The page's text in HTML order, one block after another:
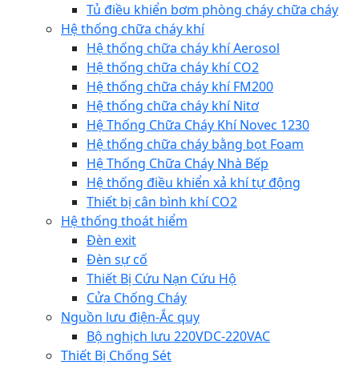
Tủ điều khiển bơm phòng cháy chữa cháy
Hệ thống chữa cháy khí
Hệ thống chữa cháy khí Aerosol
Hệ thống chữa cháy khí CO2
Hệ thống chữa cháy khí FM200
Hệ thống chữa cháy khí Nitơ
Hệ Thống Chữa Cháy Khí Novec 1230
Hệ thống chữa cháy bằng bọt Foam
Hệ Thống Chữa Cháy Nhà Bếp
Hệ thống điều khiển xả khí tự động
Thiết bị cân bình khí CO2
Hệ thống thoát hiểm
Đèn exit
Đèn sự cố
Thiết Bị Cứu Nạn Cứu Hộ
Cửa Chống Cháy
Nguồn lưu điện-Ắc quy
Bộ nghịch lưu 220VDC-220VAC
Thiết Bị Chống Sét